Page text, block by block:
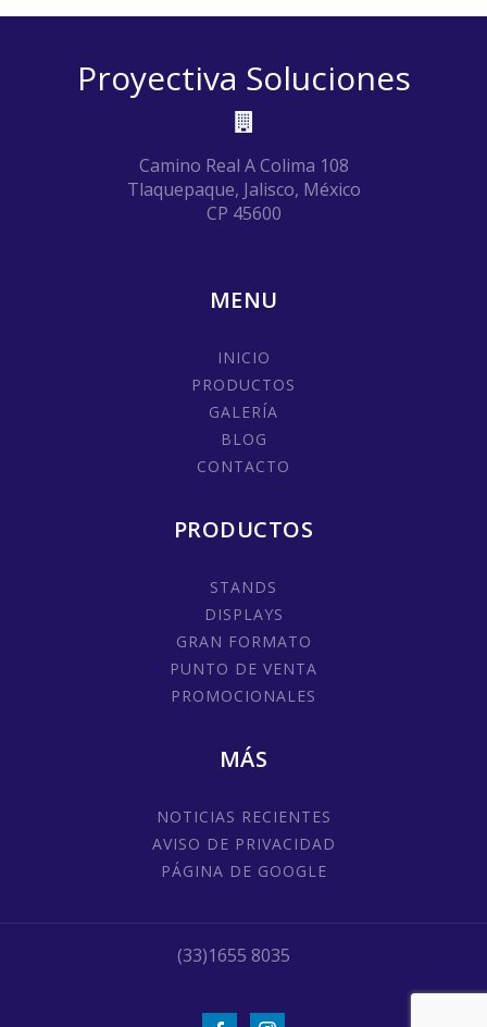
Proyectiva Soluciones
Camino Real A Colima 108
Tlaquepaque, Jalisco, México
CP 45600
MENU
INICIO
PRODUCTOS
GALERÍA
BLOG
CONTACTO
PRODUCTOS
STANDS
DISPLAYS
GRAN FORMATO
PUNTO DE VENTA
PROMOCIONALES
MÁS
NOTICIAS RECIENTES
AVISO DE PRIVACIDAD
PÁGINA DE GOOGLE
(33)1655 8035